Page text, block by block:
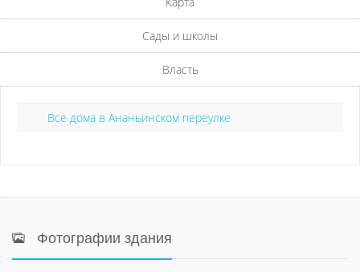
Сады и школы
Власть
Все дома в Ананьинском переулке
Фотографии здания